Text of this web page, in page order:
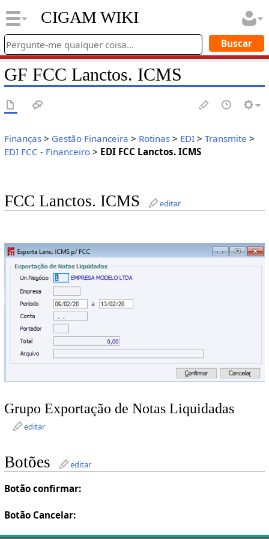
CIGAM WIKI
GF FCC Lanctos. ICMS
Finanças> Gestão Financeira > Rotinas> EDI> Transmite >
EDI FCC - Financeiro> EDI FCC Lanctos. ICMS
FCC Lanctos. ICMS editar
Grupo Exportação de Notas Liquidadas
editar
Botões editar
Botão confirmar:
Botão Cancelar: